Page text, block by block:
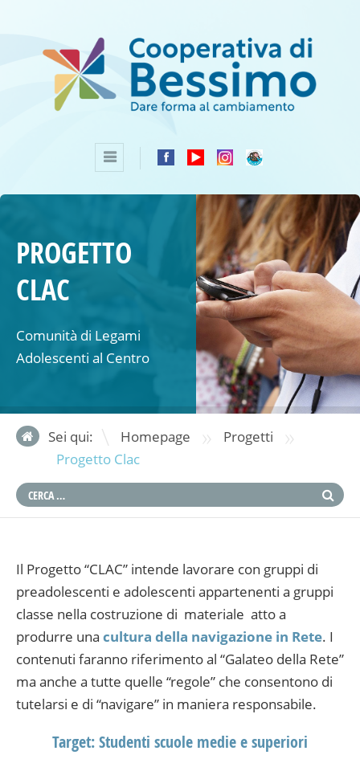
PROGETTO
CLAC
Comunità di Legami
Adolescenti al Centro
Sei qui: Homepage » Progetti »
Progetto Clac
Il Progetto “CLAC” intende lavorare con gruppi di
preadolescenti e adolescenti appartenenti a gruppi
classe nella costruzione di materiale atto a
produrre una cultura della navigazione in Rete. I
contenuti faranno riferimento al “Galateo della Rete”
ma anche a tutte quelle “regole” che consentono di
tutelarsi e di “navigare” in maniera responsabile.
Target: Studenti scuole medie e superiori